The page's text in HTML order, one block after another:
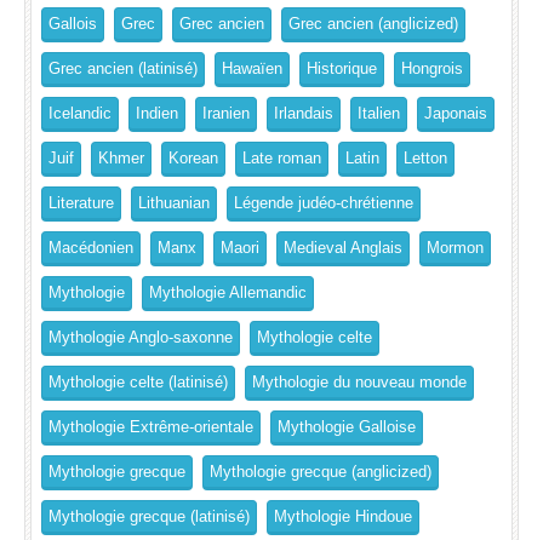
Gallois Grec Grec ancien Grec ancien (anglicized)
Grec ancien (latinisé) Hawaïen Historique Hongrois
Icelandic Indien Iranien Irlandais Italien Japonais
Juif Khmer Korean Late roman Latin Letton
Literature Lithuanian Légende judéo-chrétienne
Macédonien Manx Maori Medieval Anglais Mormon
Mythologie Mythologie Allemandic
Mythologie Anglo-saxonne Mythologie celte
Mythologie celte (latinisé) Mythologie du nouveau monde
Mythologie Extrême-orientale Mythologie Galloise
Mythologie grecque Mythologie grecque (anglicized)
Mythologie grecque (latinisé) Mythologie Hindoue